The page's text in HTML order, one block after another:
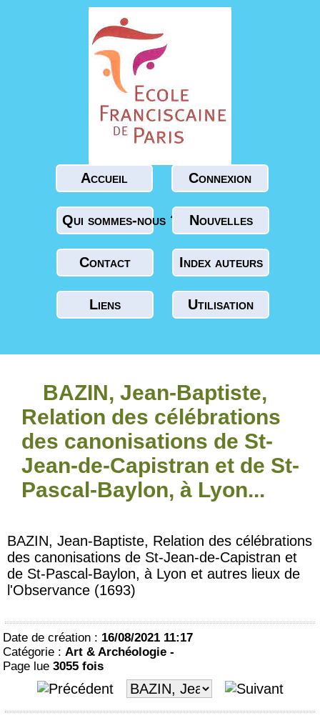
Accueil Connexion
Qui sommes-nous ? Nouvelles
Contact Index auteurs
Liens Utilisation
BAZIN, Jean-Baptiste,
Relation des célébrations
des canonisations de St-
Jean-de-Capistran et de St-
Pascal-Baylon, à Lyon...
BAZIN, Jean-Baptiste, Relation des célébrations
des canonisations de St-Jean-de-Capistran et
de St-Pascal-Baylon, à Lyon et autres lieux de
l'Observance (1693)
Date de création : 16/08/2021 11:17
Catégorie : Art & Archéologie -
Page lue 3055 fois